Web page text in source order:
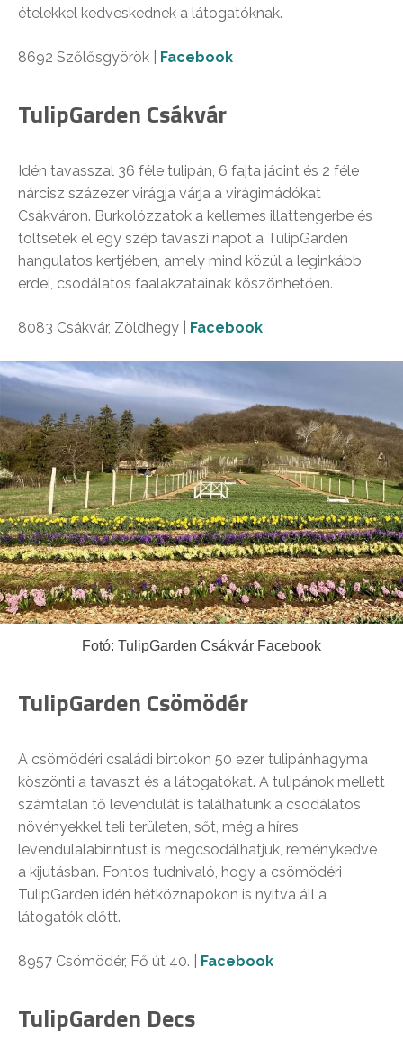
ételekkel kedveskednek a látogatóknak.
8692 Szőlősgyörök | Facebook
TulipGarden Csákvár
Idén tavasszal 36 féle tulipán, 6 fajta jácint és 2 féle
nárcisz százezer virágja várja a virágimádókat
Csákváron. Burkolózzatok a kellemes illattengerbe és
töltsetek el egy szép tavaszi napot a TulipGarden
hangulatos kertjében, amely mind közül a leginkább
erdei, csodálatos faalakzatainak köszönhetően.
8083 Csákvár, Zöldhegy | Facebook
Fotó: TulipGarden Csákvár Facebook
TulipGarden Csömödér
A csömödéri családi birtokon 50 ezer tulipánhagyma
köszönti a tavaszt és a látogatókat. A tulipánok mellett
számtalan tő levendulát is találhatunk a csodálatos
növényekkel teli területen, sőt, még a híres
levendulalabirintust is megcsodálhatjuk, reménykedve
a kijutásban. Fontos tudnivaló, hogy a csömödéri
TulipGarden idén hétköznapokon is nyitva áll a
látogatók előtt.
8957 Csömödér, Fő út 40. | Facebook
TulipGarden Decs